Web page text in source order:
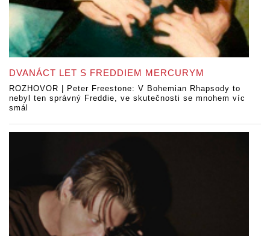
DVANÁCT LET S FREDDIEM MERCURYM
ROZHOVOR | Peter Freestone: V Bohemian Rhapsody to
nebyl ten správný Freddie, ve skutečnosti se mnohem víc
smál